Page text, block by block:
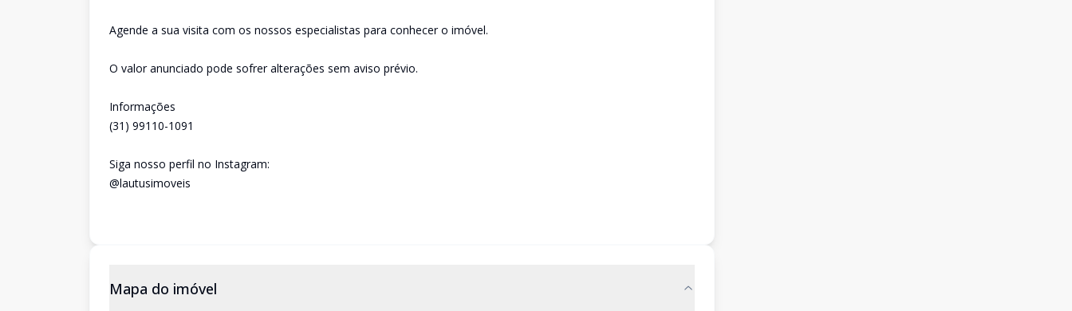
Agende a sua visita com os nossos especialistas para conhecer o imóvel.
O valor anunciado pode sofrer alterações sem aviso prévio.
Informações
(31) 99110-1091
Siga nosso perfil no Instagram:
@lautusimoveis
Mapa do imóvel